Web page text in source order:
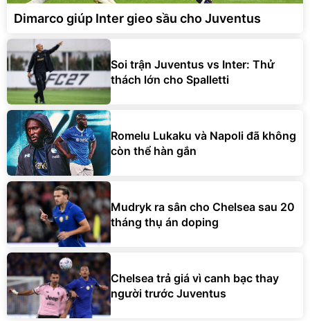
Dimarco giúp Inter gieo sầu cho Juventus
Soi trận Juventus vs Inter: Thử
thách lớn cho Spalletti
Romelu Lukaku và Napoli đã không
còn thể hàn gắn
Mudryk ra sân cho Chelsea sau 20
tháng thụ án doping
Chelsea trả giá vì canh bạc thay
người trước Juventus